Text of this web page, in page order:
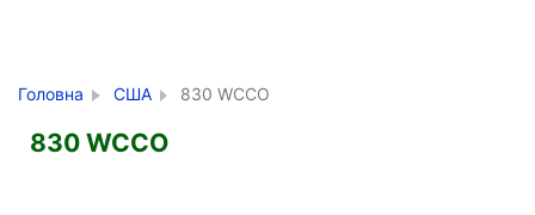
Головна США 830 WCCO
830 WCCO